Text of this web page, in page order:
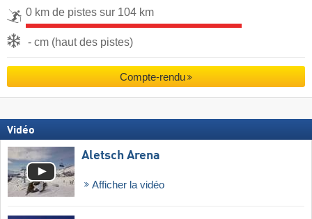
0 km de pistes sur 104 km
- cm (haut des pistes)
Compte-rendu
Vidéo
Aletsch Arena
Afficher la vidéo